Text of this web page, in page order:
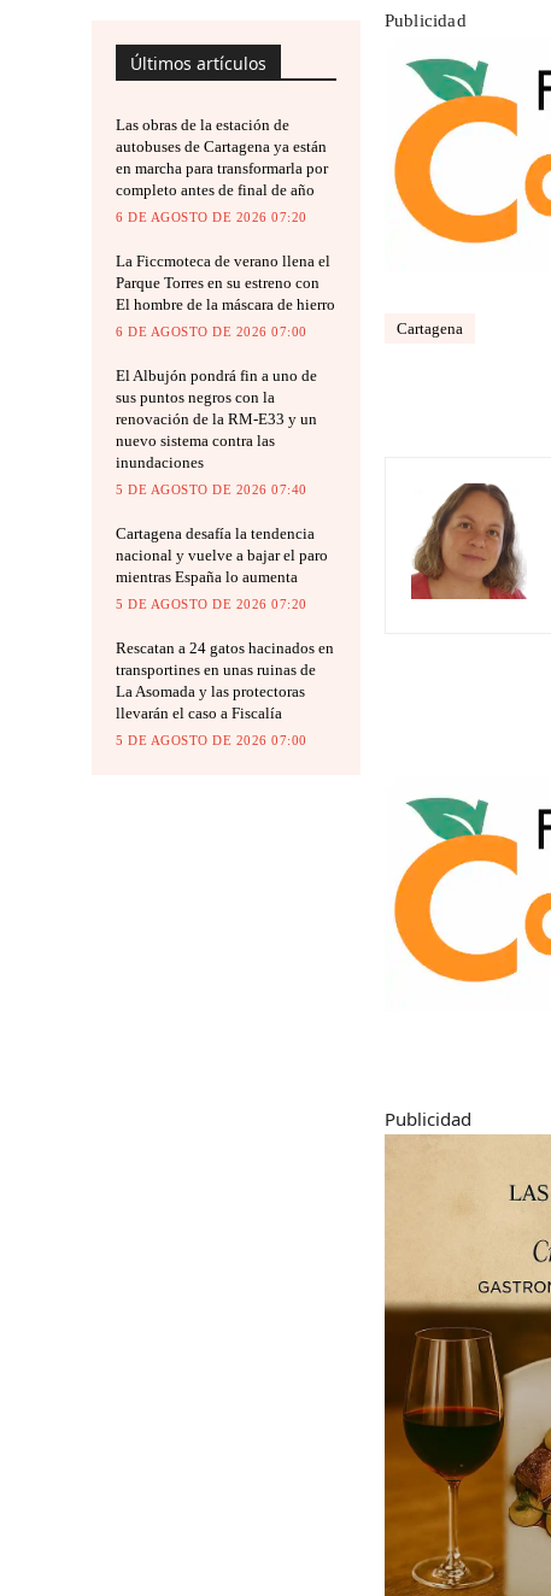
Últimos artículos
Las obras de la estación de
autobuses de Cartagena ya están
en marcha para transformarla por
completo antes de final de año
6 DE AGOSTO DE 2026 07:20
La Ficcmoteca de verano llena el
Parque Torres en su estreno con
El hombre de la máscara de hierro
6 DE AGOSTO DE 2026 07:00
El Albujón pondrá fin a uno de
sus puntos negros con la
renovación de la RM-E33 y un
nuevo sistema contra las
inundaciones
5 DE AGOSTO DE 2026 07:40
Cartagena desafía la tendencia
nacional y vuelve a bajar el paro
mientras España lo aumenta
5 DE AGOSTO DE 2026 07:20
Rescatan a 24 gatos hacinados en
transportines en unas ruinas de
La Asomada y las protectoras
llevarán el caso a Fiscalía
5 DE AGOSTO DE 2026 07:00
Publicidad
Cartagena
Publicidad